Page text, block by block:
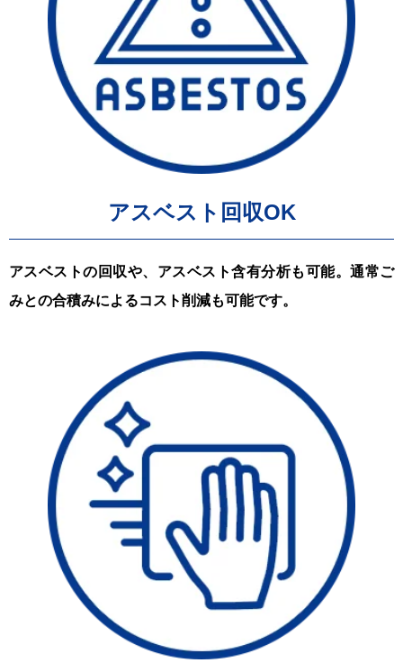
アスベスト回収OK
アスベストの回収や、アスベスト含有分析も可能。通常ご
みとの合積みによるコスト削減も可能です。